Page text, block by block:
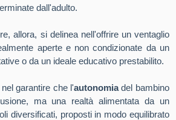
dall'adulto.
allora, si delinea nell'offrire un ventaglio
aperte e non condizionate da un
o da un ideale educativo prestabilito.
garantire che l'autonomiadel bambino
ma una realtà alimentata da un
diversificati, proposti in modo equilibrato